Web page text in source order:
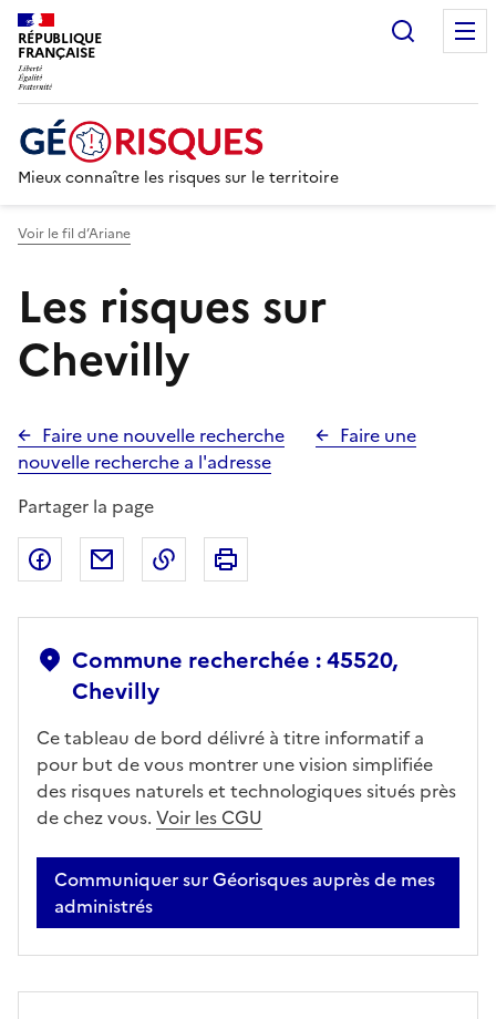
RÉPUBLIQUE
FRANÇAISE
Mieux connaître les risques sur le territoire
Voir le fil d’Ariane
Les risques sur
Chevilly
Faire une nouvelle recherche
Faire une
nouvelle recherche a l'adresse
Partager la page
Partager sur Facebook
Partager par emailCopier dans le presse-papier
Commune recherchée : 45520,
Chevilly
Ce tableau de bord délivré à titre informatif a
pour but de vous montrer une vision simplifiée
des risques naturels et technologiques situés près
de chez vous. Voir les CGU
Communiquer sur Géorisques auprès de mes
administrés